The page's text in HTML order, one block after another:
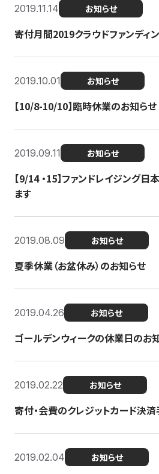
2019.11.14 お知らせ
寄付月間2019クラウドファンディ
2019.10.01 お知らせ
【10/8-10/10】臨時休業のお知らせ
2019.09.11 お知らせ
【9/14 ・15】ファンドレイジング日
ます
2019.08.09 お知らせ
夏季休業（お盆休み）のお知らせ
2019.04.26 お知らせ
ゴールデンウィークの休業日のお
2019.02.22 お知らせ
寄付・会費のクレジットカード決
2019.02.04 お知らせ